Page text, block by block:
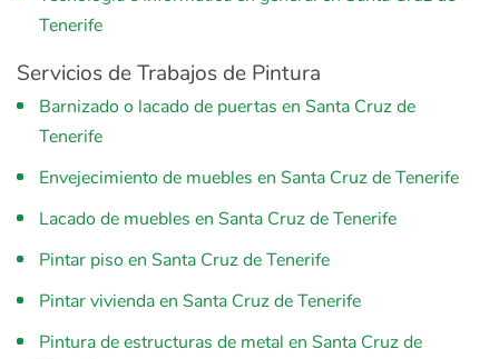
Tenerife
Servicios de Trabajos de Pintura
Barnizado o lacado de puertas en Santa Cruz de
Tenerife
Envejecimiento de muebles en Santa Cruz de Tenerife
Lacado de muebles en Santa Cruz de Tenerife
Pintar piso en Santa Cruz de Tenerife
Pintar vivienda en Santa Cruz de Tenerife
Pintura de estructuras de metal en Santa Cruz de